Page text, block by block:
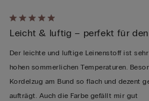
Mit
5
von
5
bewertet
Leicht & luftig – perfekt für
Der leichte und luftige Leinenstoff ist
hohen sommerlichen Temperaturen.
Kordelzug am Bund so flach und dezent
aufträgt. Auch die Farbe gefällt mir gut